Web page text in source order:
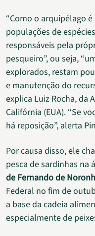
“Como o arquipélago
populações de
responsáveis pela
pesqueiro”, ou seja,
explorados, restam
e manutenção do
explica Luiz Rocha, da
Califórnia (EUA). “Se
há reposição”, alerta
Por causa disso, ele
pesca de sardinhas na
de Fernando de
Federal no fim de
a base da cadeia
especialmente de